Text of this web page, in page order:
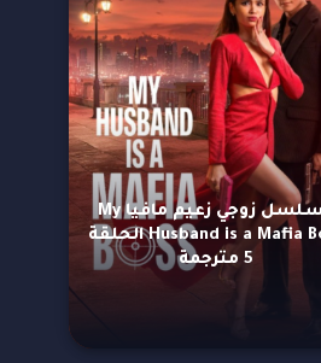
مسلسل زوجي زعيم مافيا My
Husband is a Mafia Boss الحلقة
5 مترجمة